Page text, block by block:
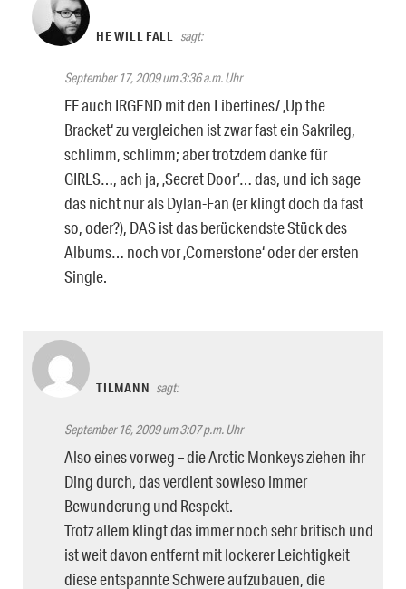
HE WILL FALL sagt:
September 17, 2009 um 3:36 a.m. Uhr
FF auch IRGEND mit den Libertines/ ‚Up the
Bracket‘ zu vergleichen ist zwar fast ein Sakrileg,
schlimm, schlimm; aber trotzdem danke für
GIRLS…, ach ja, ‚Secret Door’… das, und ich sage
das nicht nur als Dylan-Fan (er klingt doch da fast
so, oder?), DAS ist das berückendste Stück des
Albums… noch vor ‚Cornerstone‘ oder der ersten
Single.
TILMANN sagt:
September 16, 2009 um 3:07 p.m. Uhr
Also eines vorweg – die Arctic Monkeys ziehen ihr
Ding durch, das verdient sowieso immer
Bewunderung und Respekt.
Trotz allem klingt das immer noch sehr britisch und
ist weit davon entfernt mit lockerer Leichtigkeit
diese entspannte Schwere aufzubauen, die